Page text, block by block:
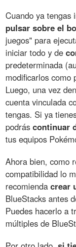
Cuando ya tengas
pulsar sobre el
juegos" para
iniciar todo y de
predeterminada
modificarlos como
Luego, una vez
cuenta vinculada
tengas. Si ya
podráscontinuar
tus equipos
Ahora bien, como
compatibilidad lo
recomiendacrear
BlueStacks antes
Puedes hacerlo a
múltiples de